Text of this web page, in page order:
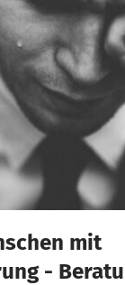
anzeigen
mit
-